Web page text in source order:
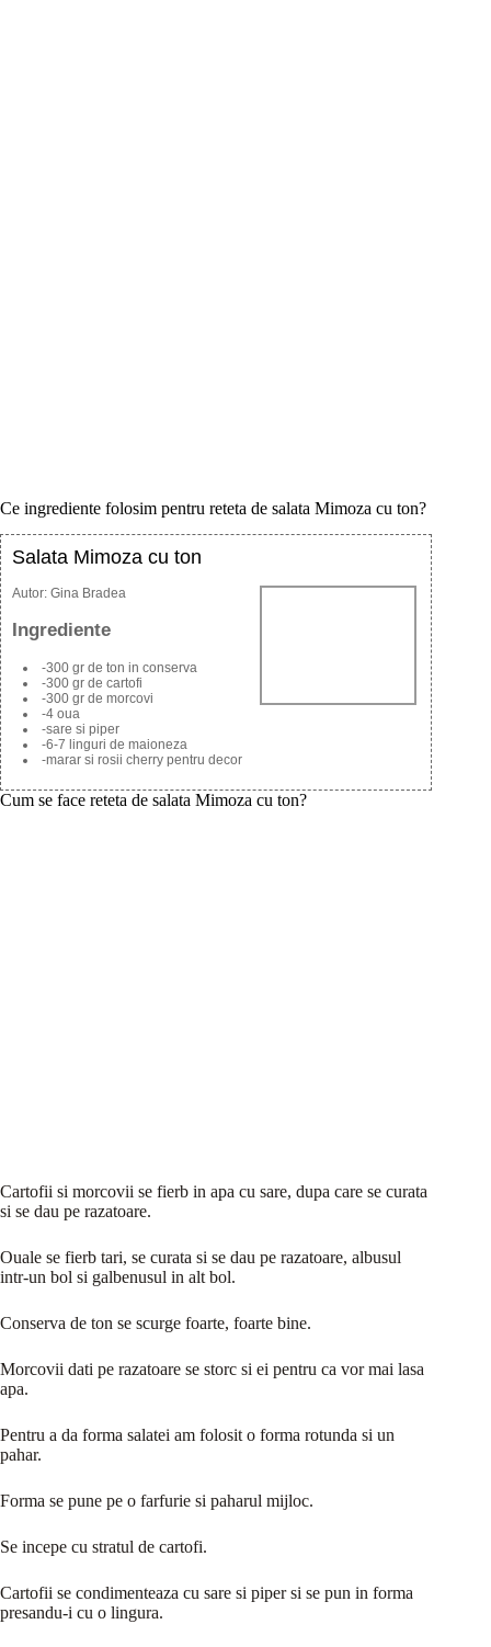
Ce ingrediente folosim pentru reteta de salata Mimoza cu ton?
Salata Mimoza cu ton
Autor: Gina Bradea
Ingrediente
-300 gr de ton in conserva
-300 gr de cartofi
-300 gr de morcovi
-4 oua
-sare si piper
-6-7 linguri de maioneza
-marar si rosii cherry pentru decor
Cum se face reteta de salata Mimoza cu ton?
Cartofii si morcovii se fierb in apa cu sare, dupa care se curata
si se dau pe razatoare.
Ouale se fierb tari, se curata si se dau pe razatoare, albusul
intr-un bol si galbenusul in alt bol.
Conserva de ton se scurge foarte, foarte bine.
Morcovii dati pe razatoare se storc si ei pentru ca vor mai lasa
apa.
Pentru a da forma salatei am folosit o forma rotunda si un
pahar.
Forma se pune pe o farfurie si paharul mijloc.
Se incepe cu stratul de cartofi.
Cartofii se condimenteaza cu sare si piper si se pun in forma
presandu-i cu o lingura.